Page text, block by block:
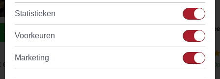
6,92 € 4,09
Statistieken
Voorkeuren
Marketing